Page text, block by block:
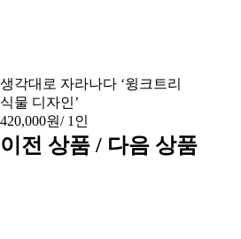
생각대로 자라나다 ‘윙크트리
식물 디자인’
420,000원/ 1인
이전 상품 / 다음 상품